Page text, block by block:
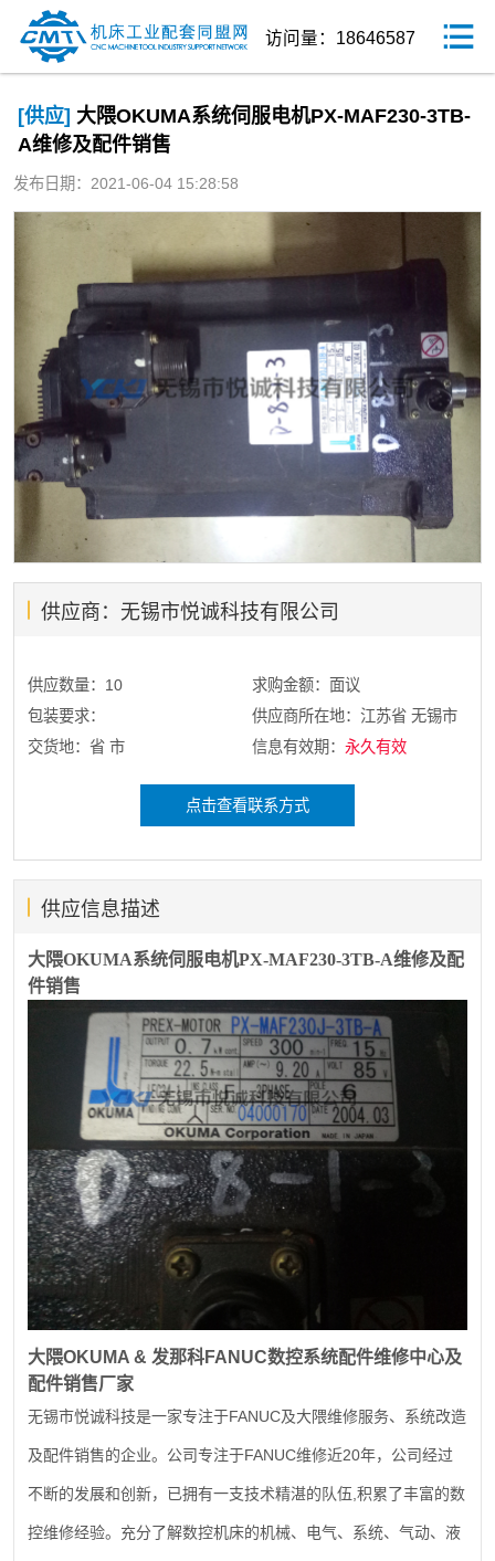
访问量：18646587
[供应] 大隈OKUMA系统伺服电机PX-MAF230-3TB-
A维修及配件销售
发布日期：2021-06-04 15:28:58
供应商：无锡市悦诚科技有限公司
供应数量：10
求购金额：面议
包装要求：
供应商所在地：江苏省 无锡市
交货地：省 市
信息有效期： 永久有效
点击查看联系方式
供应信息描述
大隈OKUMA系统伺服电机PX-MAF230-3TB-A维修及配
件销售
大隈OKUMA & 发那科FANUC数控系统配件维修中心及
配件销售厂家
无锡市悦诚科技是一家专注于FANUC及大隈维修服务、系统改造
及配件销售的企业。公司专注于FANUC维修近20年，公司经过
不断的发展和创新，已拥有一支技术精湛的队伍 积累了丰富的数
控维修经验。充分了解数控机床的机械、电气、系统、气动、液